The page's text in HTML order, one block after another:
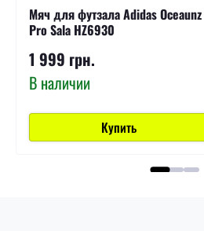
Мяч для футзала Adidas Oceaunz
Pro Sala HZ6930
1 999 грн.
В наличии
Купить